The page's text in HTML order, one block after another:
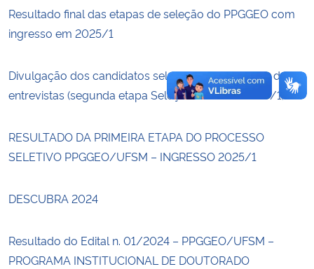
Planalto
Resultado final das etapas de seleção do PPGGEO com
ingresso em 2025/1
Divulgação dos candidatos selecionados e horário das
entrevistas (segunda etapa Seleção PPGGEO 2025/1)
RESULTADO DA PRIMEIRA ETAPA DO PROCESSO
SELETIVO PPGGEO/UFSM – INGRESSO 2025/1
DESCUBRA 2024
Resultado do Edital n. 01/2024 – PPGGEO/UFSM –
PROGRAMA INSTITUCIONAL DE DOUTORADO